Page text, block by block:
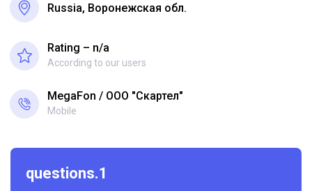
Russia, Воронежская обл.
Rating – n/a
According to our users
MegaFon ООО "Скартел"
Mobile
questions.1